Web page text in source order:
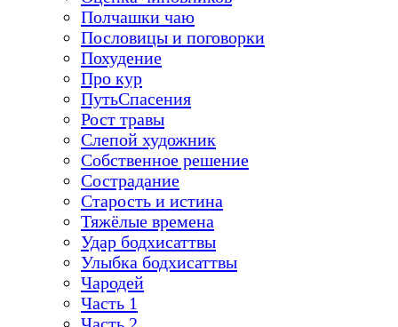
Полчашки чаю
Пословицы и поговорки
Похудение
Про кур
ПутьСпасения
Рост травы
Слепой художник
Собственное решение
Сострадание
Старость и истина
Тяжёлые времена
Удар бодхисаттвы
Улыбка бодхисаттвы
Чародей
Часть 1